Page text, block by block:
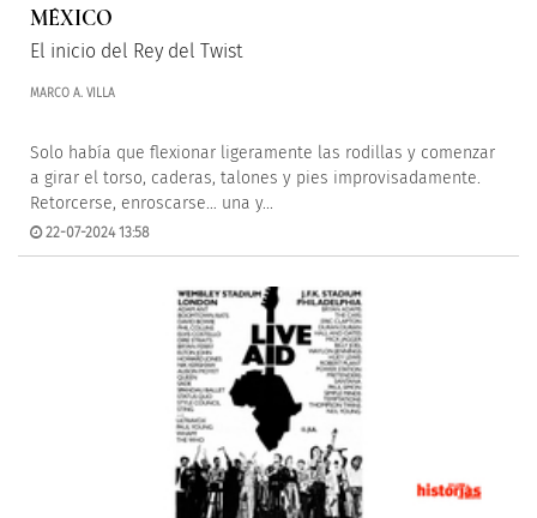
MÉXICO
El inicio del Rey del Twist
MARCO A. VILLA
Solo había que flexionar ligeramente las rodillas y comenzar
a girar el torso, caderas, talones y pies improvisadamente.
Retorcerse, enroscarse… una y...
22-07-2024 13:58